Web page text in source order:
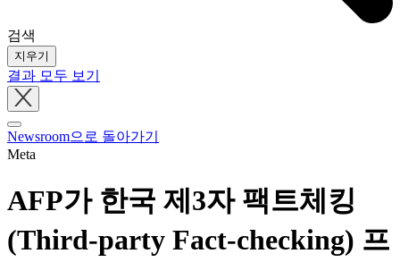
검색
지우기
결과 모두 보기
tray
Newsroom으로 돌아가기
Meta
AFP가 한국 제3자 팩트체킹
(Third-party Fact-checking) 프